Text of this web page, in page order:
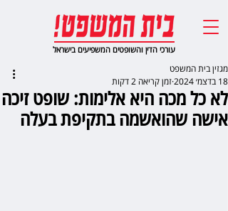
עורכי הדין והשופטים המשפיעים בישראל
לא כל מכה היא אלימות: שופט זיכה
אישה שהואשמה בתקיפת בעלה
מגזין בית המשפט
18 בדצמ׳ 2024
זמן קריאה 2 דקות